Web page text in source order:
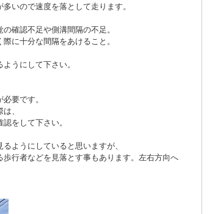
いので速度を落として走ります。
確認不足や側溝間隔の不足。
に十分な間隔をあけること。
うにして下さい。
要です。
、
をして下さい。
ようにしていると思いますが、
行者などを見落とす事もあります。左右方向へ